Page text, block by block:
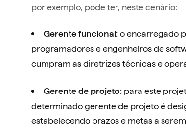
por exemplo, pode ter, neste cenário:
Gerente funcional: o encarregado
programadores e engenheiros de
cumpram as diretrizes técnicas e
Gerente de projeto: para este
determinado gerente de projeto é
estabelecendo prazos e metas a